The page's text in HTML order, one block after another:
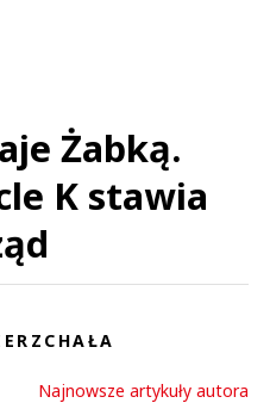
Żabką.
K stawia
Najnowsze artykuły autora